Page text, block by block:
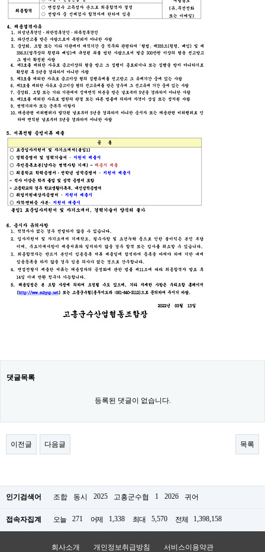
댓글목록
등록된 댓글이 없습니다.
이전글 다음글 목록
인기검색어 조합 동시 2025 고흥군수협 1 2026 귀어
접속자집계 오늘 271 어제 1,338 최대 5,570 전체 1,398,158
회사소개 개인정보취급방침 서비스이용약관